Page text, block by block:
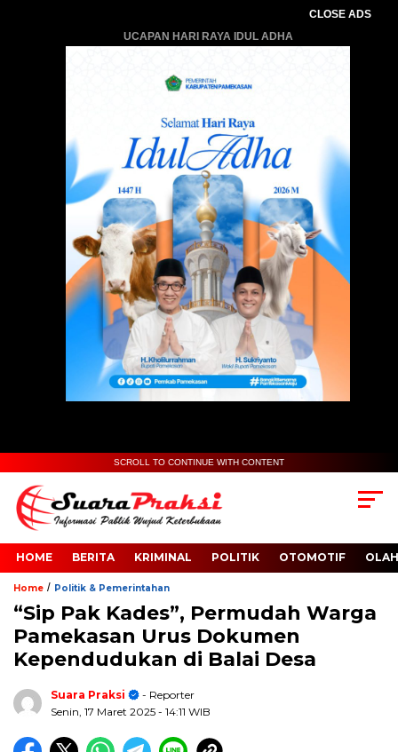
CLOSE ADS
UCAPAN HARI RAYA IDUL ADHA
SCROLL TO CONTINUE WITH CONTENT
HOME BERITA KRIMINAL POLITIK OTOMOTIF
Home / Politik & Pemerintahan
“Sip Pak Kades”, Permudah Warga
Pamekasan Urus Dokumen
Kependudukan di Balai Desa
Suara Praksi
- Reporter
Senin, 17 Maret 2025 - 14:11 WIB